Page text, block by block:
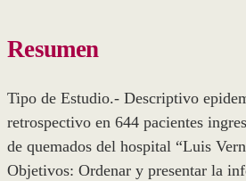
Resumen
Tipo de Estudio.- Descriptivo
retrospectivo en 644 pacientes
de quemados del hospital “Luis
Objetivos: Ordenar y presentar la